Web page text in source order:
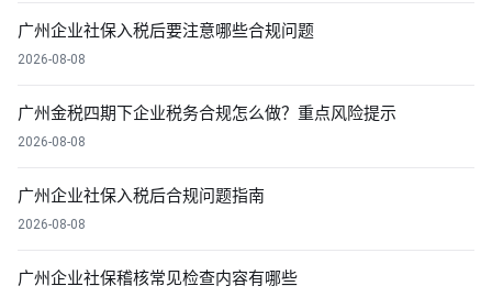
广州企业社保入税后要注意哪些合规问题
2026-08-08
广州金税四期下企业税务合规怎么做？重点风险提示
2026-08-08
广州企业社保入税后合规问题指南
2026-08-08
广州企业社保稽核常见检查内容有哪些